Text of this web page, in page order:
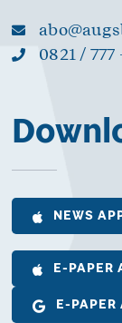
0821 / 777
NEWS
E-PAPER
E-PAPER